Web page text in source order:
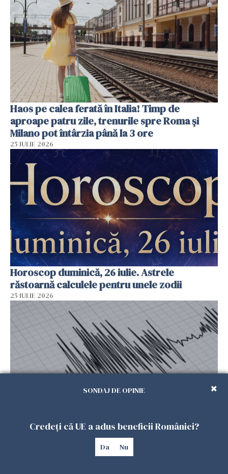
Haos pe calea ferată în Italia! Timp de
aproape patru zile, trenurile spre Roma și
Milano pot întârzia până la 3 ore
25 IULIE 2026
Horoscop duminică, 26 iulie. Astrele
răstoarnă calculele pentru unele zodii
25 IULIE 2026
Cutremur în Italia, resimțit în mai multe
regiuni. A trezit oamenii din somn, după un alt
seism produs cu o zi înainte
SONDAJ DE OPINIE
Credeți că UE a adus beneficii României?
Da Nu